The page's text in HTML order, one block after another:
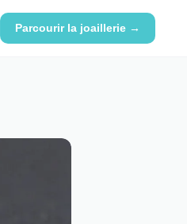
Parcourir la joaillerie →